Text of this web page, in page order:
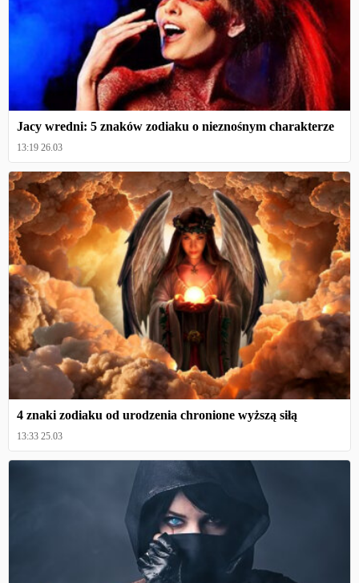
Jacy wredni: 5 znaków zodiaku o nieznośnym charakterze
13:19 26.03
4 znaki zodiaku od urodzenia chronione wyższą siłą
13:33 25.03